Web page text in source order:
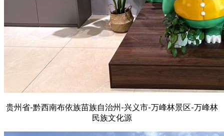
贵州省-黔西南布依族苗族自治州-兴义市-万峰林景区-万峰林
民族文化源